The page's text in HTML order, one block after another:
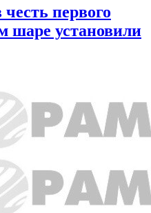
первого
шаре установили